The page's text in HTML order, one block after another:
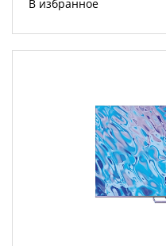
В избранное